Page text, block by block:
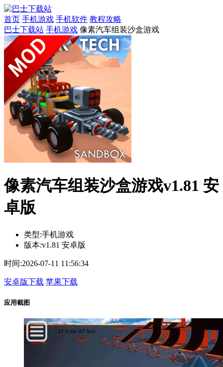
首页 手机游戏 手机软件 教程攻略
巴士下载站 手机游戏 像素汽车组装沙盒游戏
像素汽车组装沙盒游戏v1.81 安
卓版
类型:手机游戏
版本:v1.81 安卓版
时间:2026-07-11 11:56:34
安卓版下载 苹果下载
应用截图